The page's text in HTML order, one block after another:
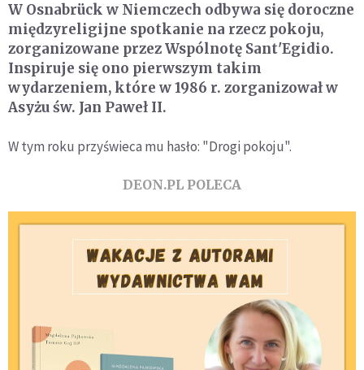
W Osnabrück w Niemczech odbywa się doroczne
międzyreligijne spotkanie na rzecz pokoju,
zorganizowane przez Wspólnotę Sant'Egidio.
Inspiruje się ono pierwszym takim
wydarzeniem, które w 1986 r. zorganizował w
Asyżu św. Jan Paweł II.
W tym roku przyświeca mu hasło: "Drogi pokoju".
DEON.PL POLECA